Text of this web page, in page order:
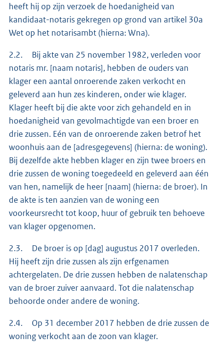
heeft hij op zijn verzoek de hoedanigheid van
kandidaat-notaris gekregen op grond van artikel 30a
Wet op het notarisambt (hierna: Wna).
2.2. Bij akte van 25 november 1982, verleden voor
notaris mr. [naam notaris], hebben de ouders van
klager een aantal onroerende zaken verkocht en
geleverd aan hun zes kinderen, onder wie klager.
Klager heeft bij die akte voor zich gehandeld en in
hoedanigheid van gevolmachtigde van een broer en
drie zussen. Eén van de onroerende zaken betrof het
woonhuis aan de [adresgegevens] (hierna: de woning).
Bij dezelfde akte hebben klager en zijn twee broers en
drie zussen de woning toegedeeld en geleverd aan één
van hen, namelijk de heer [naam] (hierna: de broer). In
de akte is ten aanzien van de woning een
voorkeursrecht tot koop, huur of gebruik ten behoeve
van klager opgenomen.
2.3. De broer is op [dag] augustus 2017 overleden.
Hij heeft zijn drie zussen als zijn erfgenamen
achtergelaten. De drie zussen hebben de nalatenschap
van de broer zuiver aanvaard. Tot die nalatenschap
behoorde onder andere de woning.
2.4. Op 31 december 2017 hebben de drie zussen de
woning verkocht aan de zoon van klager.